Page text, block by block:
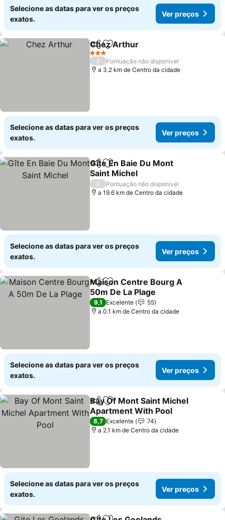
Selecione as datas para ver os preços
exatos.
Ver preços
PartilharAdicionar aos favoritos
Chez Arthur
3 Estrelas
/
Pontuação não disponível
a 3.2 km de Centro da cidade
Selecione as datas para ver os preços
exatos.
Ver preços
PartilharAdicionar aos favoritos
Gîte En Baie Du Mont
Saint Michel
/
Pontuação não disponível
a 19.6 km de Centro da cidade
Selecione as datas para ver os preços
exatos.
Ver preços
PartilharAdicionar aos favoritos
Maison Centre Bourg A
50m De La Plage
9,1 Excelente
55
a 0.1 km de Centro da cidade
Selecione as datas para ver os preços
exatos.
Ver preços
PartilharAdicionar aos favoritos
Bay Of Mont Saint Michel
Apartment With Pool
8,7 Excelente
74
a 2.1 km de Centro da cidade
Selecione as datas para ver os preços
exatos.
Ver preços